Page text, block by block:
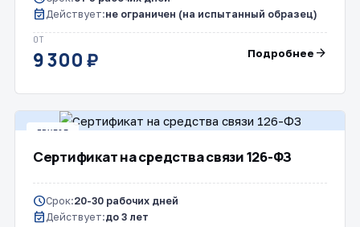
event_available Действует:не ограничен (на испытанный образец)
ОТ
9 300 ₽ Подробнее arrow_forward
ДРУГОЕ
Сертификат на средства связи 126-ФЗ
scheduleСрок:20-30 рабочих дней
event_availableДействует:до 3 лет